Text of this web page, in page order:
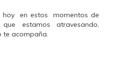
hoy en estos momentos de
estamos atravesando,
te acompaña.